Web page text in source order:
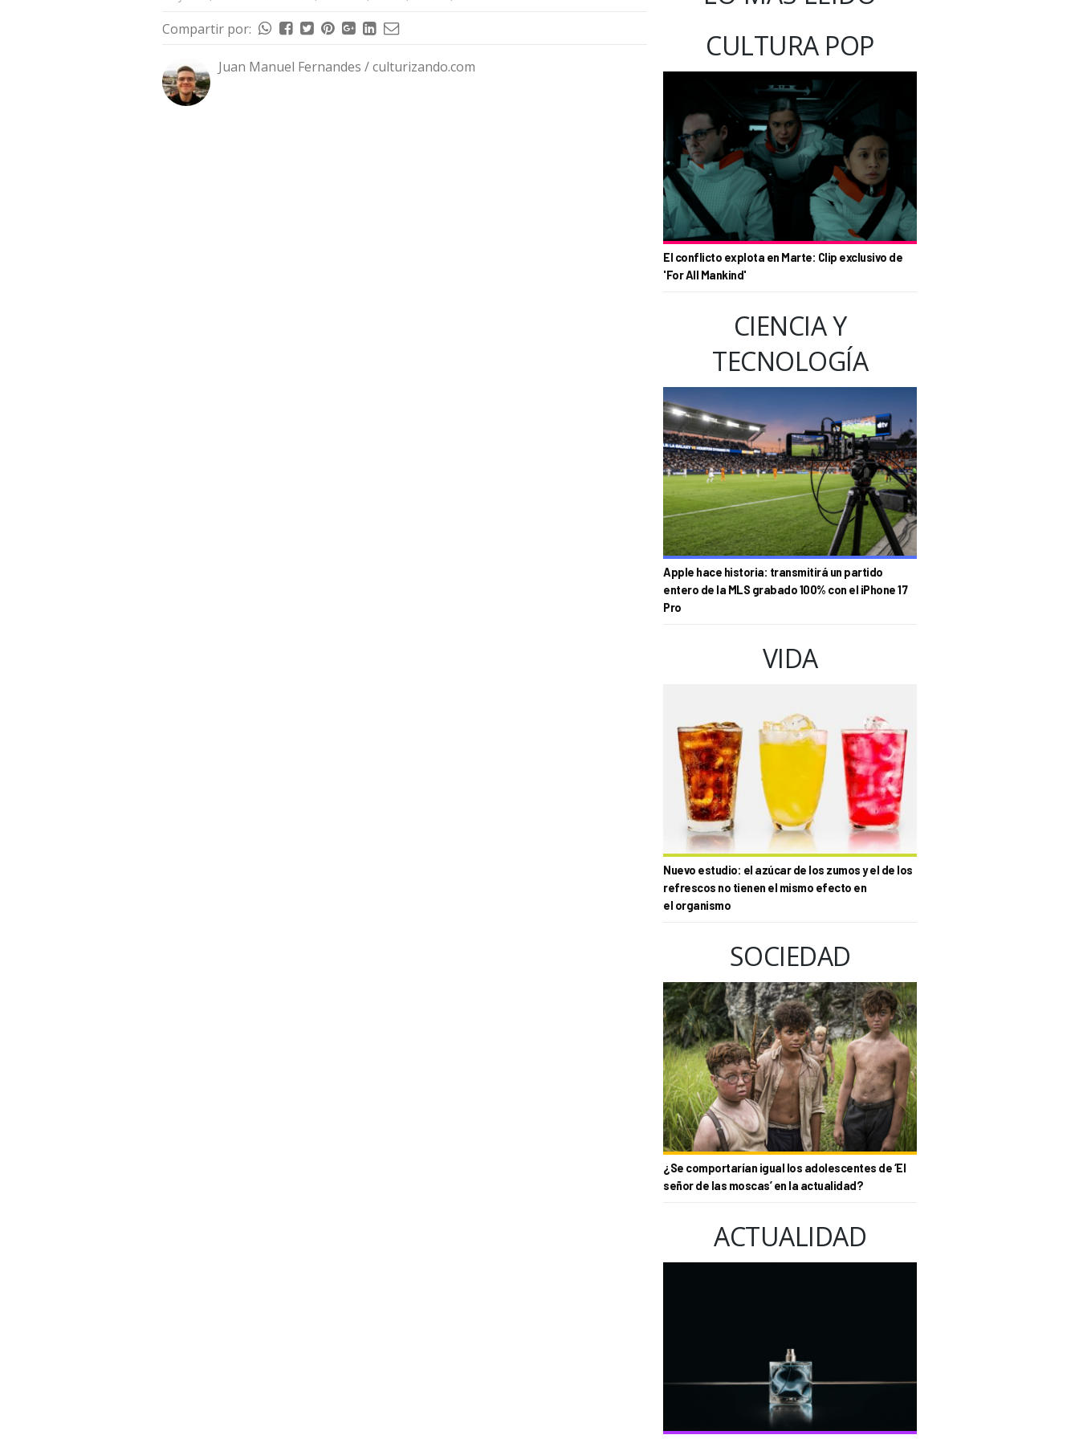
Compartir por:
Juan Manuel Fernandes / culturizando.com
CULTURA POP
El conflicto explota en Marte: Clip exclusivo de
'For All Mankind'
CIENCIA Y
TECNOLOGÍA
Apple hace historia: transmitirá un partido
entero de la MLS grabado 100% con el iPhone 17
Pro
VIDA
Nuevo estudio: el azúcar de los zumos y el de los
refrescos no tienen el mismo efecto en
el organismo
SOCIEDAD
¿Se comportarían igual los adolescentes de ‘El
señor de las moscas’ en la actualidad?
ACTUALIDAD